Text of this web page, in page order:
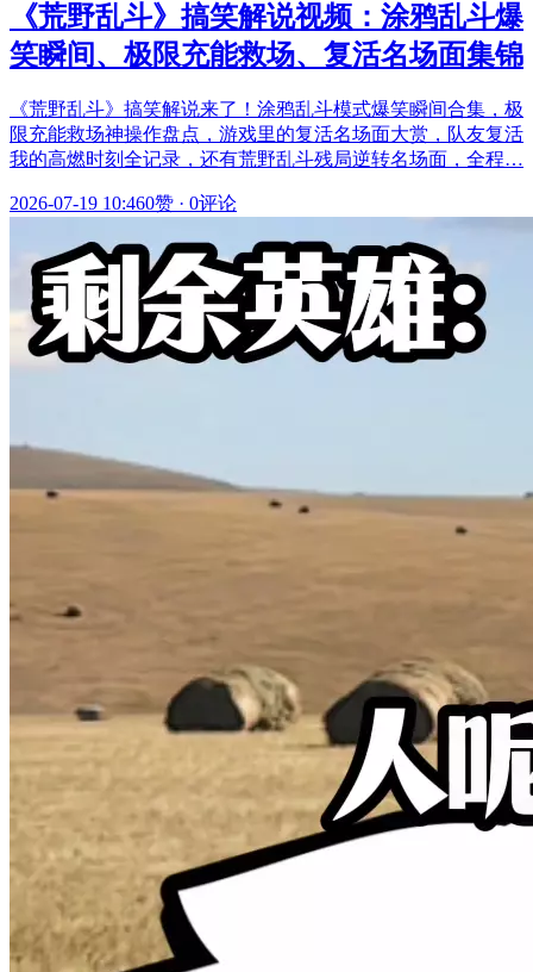
《荒野乱斗》搞笑解说视频：涂鸦乱斗爆
笑瞬间、极限充能救场、复活名场面集锦
《荒野乱斗》搞笑解说来了！涂鸦乱斗模式爆笑瞬间合集，极
限充能救场神操作盘点，游戏里的复活名场面大赏，队友复活
我的高燃时刻全记录，还有荒野乱斗残局逆转名场面，全程…
2026-07-19 10:460赞 · 0评论